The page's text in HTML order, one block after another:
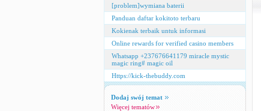
[problem]wymiana baterii
Panduan daftar kokitoto terbaru
Kokienak terbaik untuk informasi
Online rewards for verified casino members
Whatsapp +237676641179 miracle mystic
magic ring# magic oil
Https://kick-thebuddy.com
Dodaj swój temat
Więcej tematów